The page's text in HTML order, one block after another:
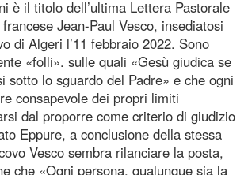
è il titolo dell’ultima Lettera Pastorale
Jean-Paul Vesco, insediatosi
di Algeri l’11 febbraio 2022. Sono
«folli». sulle quali «Gesù giudica se
sotto lo sguardo del Padre» e che ogni
consapevole dei propri limiti
dal proporre come criterio di giudizio
Eppure, a conclusione della stessa
Vesco sembra rilanciare la posta,
che «Ogni persona, qualunque sia la